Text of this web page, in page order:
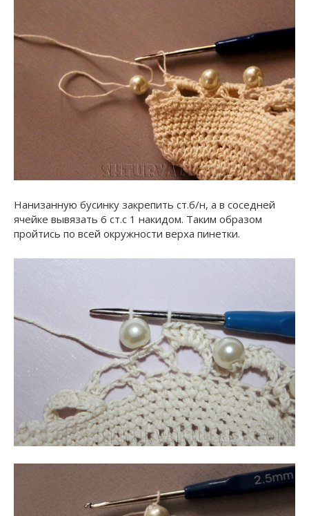
Нанизанную бусинку закрепить ст.б/н, а в соседней
ячейке вывязать 6 ст.с 1 накидом. Таким образом
пройтись по всей окружности верха пинетки.